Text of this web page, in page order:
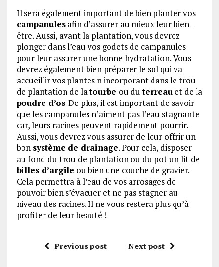
Il sera également important de bien planter vos
campanulesafin d’assurer au mieux leur bien-
être. Aussi, avant la plantation, vous devrez
plonger dans l’eau vos godets de campanules
pour leur assurer une bonne hydratation. Vous
devrez également bien préparer le sol qui va
accueillir vos plantes n incorporant dans le trou
de plantation de latourbe ou duterreauet de la
poudre d’os. De plus, il est important de savoir
que les campanules n’aiment pas l’eau stagnante
car, leurs racines peuvent rapidement pourrir.
Aussi, vous devrez vous assurer de leur offrir un
bon système de drainage. Pour cela, disposer
au fond du trou de plantation ou du pot un lit de
billes d’argile ou bien une couche de gravier.
Cela permettra à l’eau de vos arrosages de
pouvoir bien s’évacuer et ne pas stagner au
niveau des racines. Il ne vous restera plus qu’à
profiter de leur beauté !
Previous post Next post